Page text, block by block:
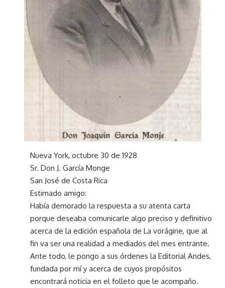
Nueva York, octubre 30 de 1928
Sr. Don J. García Monge
San José de Costa Rica
Estimado amigo:
Había demorado la respuesta a su atenta carta
porque deseaba comunicarle algo preciso y definitivo
acerca de la edición española de La vorágine, que al
fin va ser una realidad a mediados del mes entrante.
Ante todo, le pongo a sus órdenes la Editorial Andes,
fundada por mí y acerca de cuyos propósitos
encontrará noticia en el folleto que le acompaño.